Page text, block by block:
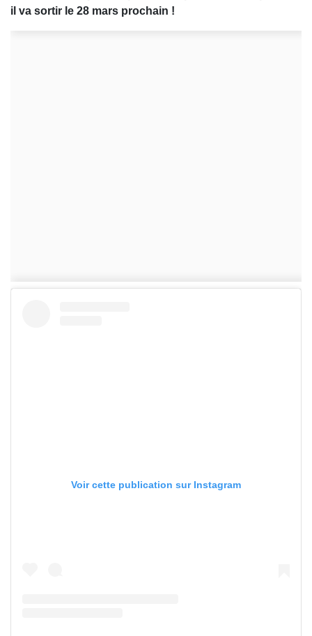
il va sortir le 28 mars prochain !
Voir cette publication sur Instagram